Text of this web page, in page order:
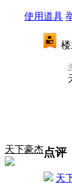
使用道具
天下豪杰点评
天